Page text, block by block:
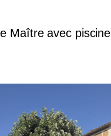
Maître avec piscine